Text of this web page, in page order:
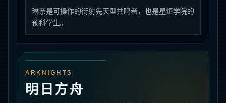
琳奈是可操作的衍射先天型共鸣者，也是星炬学院的
预科学生。
ARKNIGHTS
明日方舟